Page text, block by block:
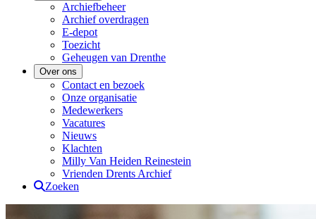
Archiefbeheer
Archief overdragen
E-depot
Toezicht
Geheugen van Drenthe
Over ons
Contact en bezoek
Onze organisatie
Medewerkers
Vacatures
Nieuws
Klachten
Milly Van Heiden Reinestein
Vrienden Drents Archief
Zoeken